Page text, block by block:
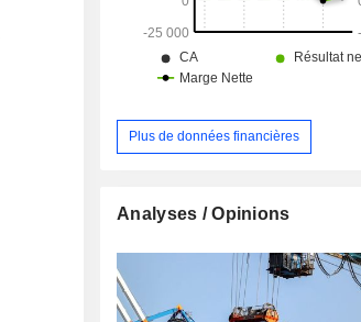
Plus de données financières
Analyses / Opinions